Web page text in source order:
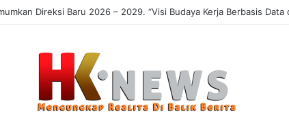
Uji Coba Perlinsos Digital di Surabaya Hampir 100 Persen